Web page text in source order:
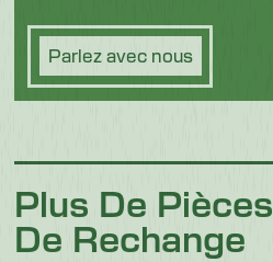
Parlez avec nous
Plus De Pièces
De Rechange